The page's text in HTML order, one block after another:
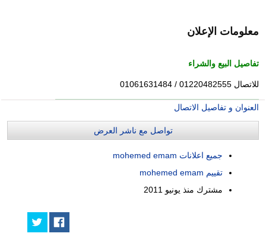
معلومات الإعلان
تفاصيل البيع والشراء
للاتصال 01220482555 / 01061631484
العنوان و تفاصيل الاتصال
تواصل مع ناشر العرض
جميع اعلانات mohemed emam
تقييم mohemed emam
مشترك منذ يونيو 2011